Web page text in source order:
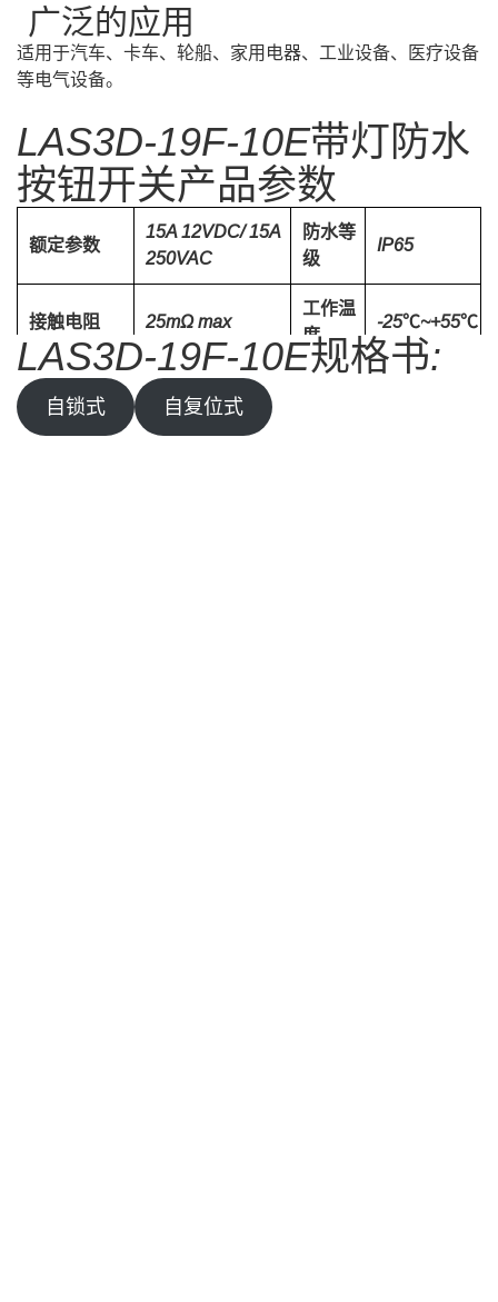
·广泛的应用
适用于汽车、卡车、轮船、家用电器、工业设备、医疗设备
等电气设备。
LAS3D-19F-10E带灯防水
按钮开关产品参数
额定参数
15A 12VDC/ 15A
250VAC
防水等
级
IP65
接触电阻 25mΩ max
工作温
度
-25℃~+55℃
绝缘电阻
100MΩ min
(500VDC)
LAS3D-19F-10E规格书:
自锁式 自复位式